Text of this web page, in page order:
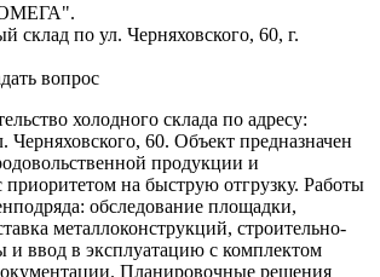
склад по ул. Черняховского, 60, г.
вопрос
холодного склада по адресу:
Черняховского, 60. Объект предназначен
продукции и
на быструю отгрузку. Работы
обследование площадки,
металлоконструкций, строительно-
и ввод в эксплуатацию с комплектом
Планировочные решения